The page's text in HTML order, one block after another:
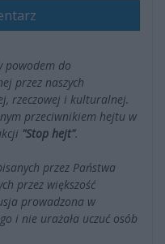
powodem do
przez naszych
rzeczowej i kulturalnej.
przeciwnikiem hejtu w
"Stop hejt".
przez Państwa
przez większość
prowadzona w
i nie urażała uczuć osób